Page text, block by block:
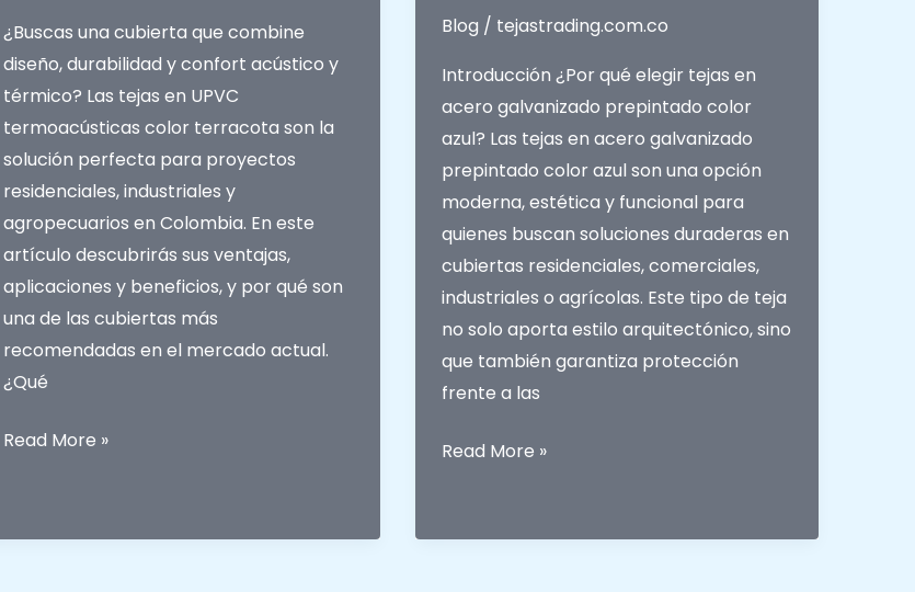
Medellín,
Colombia
¿Buscas una cubierta que combine
diseño, durabilidad y confort acústico y
térmico? Las tejas en UPVC
termoacústicas color terracota son la
solución perfecta para proyectos
residenciales, industriales y
agropecuarios en Colombia. En este
artículo descubrirás sus ventajas,
aplicaciones y beneficios, y por qué son
una de las cubiertas más
recomendadas en el mercado actual.
¿Qué
Tejas
Termoacústicas
Read More »
Blog / tejastrading.com.co
Introducción ¿Por qué elegir tejas en
acero galvanizado prepintado color
azul? Las tejas en acero galvanizado
prepintado color azul son una opción
moderna, estética y funcional para
quienes buscan soluciones duraderas en
cubiertas residenciales, comerciales,
industriales o agrícolas. Este tipo de teja
no solo aporta estilo arquitectónico, sino
que también garantiza protección
frente a las
Tejas
Galvanizado
Read More »